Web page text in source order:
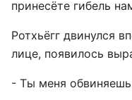
принесёте гибель
Ротхьёгг двинулся
лице, появилось
- Ты меня